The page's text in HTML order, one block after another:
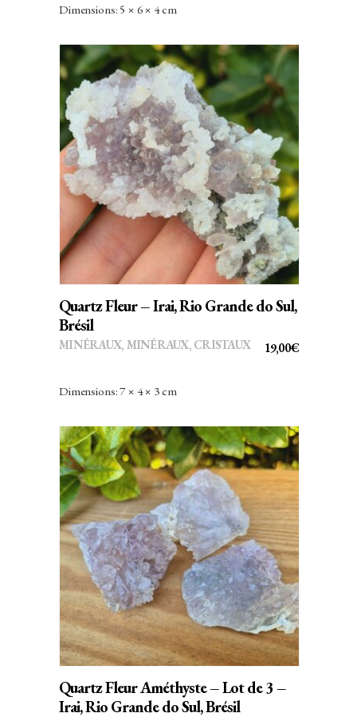
Dimensions: 5 × 6 × 4 cm
AJOUTER AU PANIER
Quartz Fleur – Irai, Rio Grande do Sul,
Brésil
19,00€
MINÉRAUX, MINÉRAUX, CRISTAUX
Dimensions: 7 × 4 × 3 cm
AJOUTER AU PANIER
Quartz Fleur Améthyste – Lot de 3 –
Irai, Rio Grande do Sul, Brésil